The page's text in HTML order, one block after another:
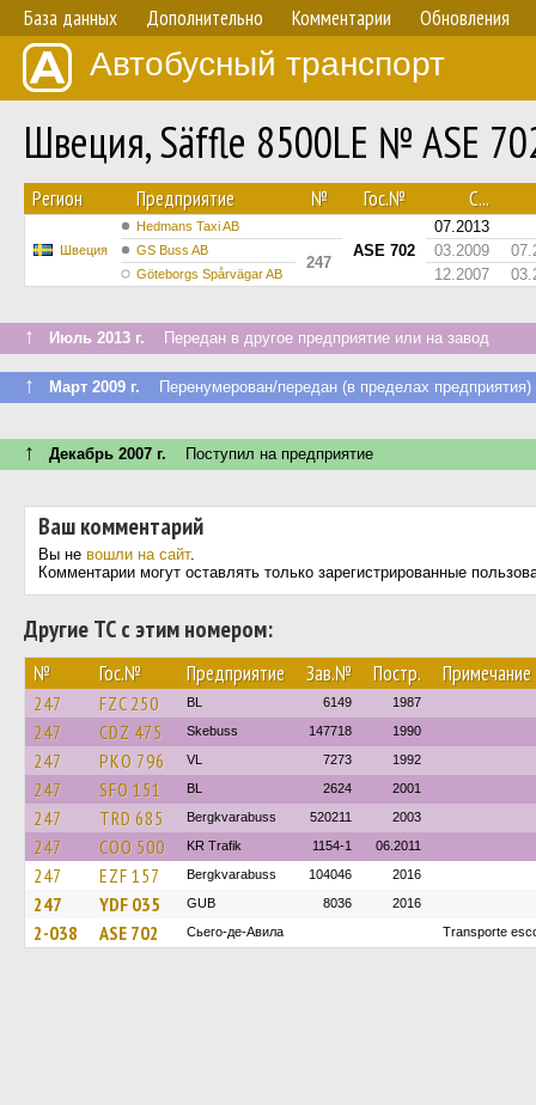
База данных Дополнительно Комментарии Обновления
Автобусный транспорт
Швеция, Säffle 8500LE № ASE
Регион Предприятие № Гос.№ С...
Швеция
Hedmans Taxi AB
ASE 702
07.2013
GS Buss AB
247
03.2009
Göteborgs Spårvägar AB 12.2007
↑ Июль 2013 г. Передан в другое предприятие или на завод
↑ Март 2009 г. Перенумерован/передан (в пределах предприятия)
↑ Декабрь 2007 г. Поступил на предприятие
Ваш комментарий
Вы не вошли на сайт.
Комментарии могут оставлять только зарегистрированные
Другие ТС с этим номером:
№ Гос.№ Предприятие Зав.№ Постр. Примечание
247 FZC 250 BL 6149 1987
247 CDZ 475 Skebuss 147718 1990
247 PKO 796 VL 7273 1992
247 SFO 151 BL 2624 2001
247 TRD 685 Bergkvarabuss 520211 2003
247 COO 500 KR Trafik 1154-1 06.2011
247 EZF 157 Bergkvarabuss 104046 2016
247 YDF 035 GUB 8036 2016
2-038 ASE 702 Сьего-де-Авила Transporte